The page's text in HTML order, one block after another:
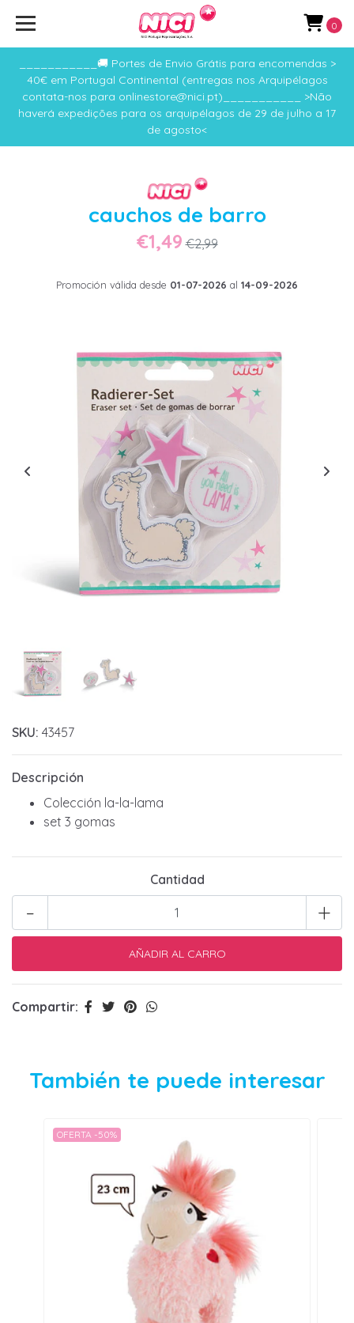
___________🚚 Portes de Envio Grátis para encomendas >
40€ em Portugal Continental (entregas nos Arquipélagos
contata-nos para onlinestore@nici.pt)___________ >Não
haverá expedições para os arquipélagos de 29 de julho a 17
de agosto<
0
cauchos de barro
€1,49 €2,99
Promoción válida desde 01-07-2026 al 14-09-2026
SKU: 43457
Descripción
Colección la-la-lama
set 3 gomas
Cantidad
+
-
Compartir:
También te puede interesar
OFERTA -50%